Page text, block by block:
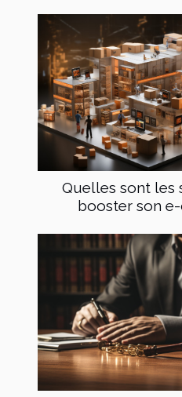
Quelles sont les
booster son